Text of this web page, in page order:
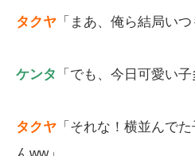
タクヤ 「まあ、俺ら結局いつ
ケンタ 「でも、今日可愛い子
タクヤ 「それな！横並んで
んww」